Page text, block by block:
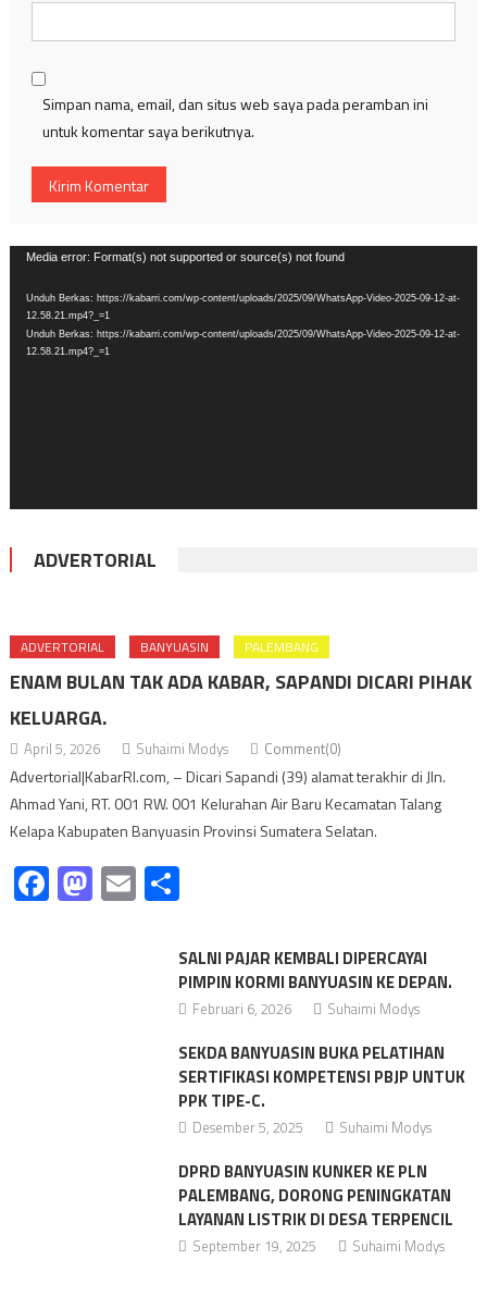
Simpan nama, email, dan situs web saya pada peramban ini
untuk komentar saya berikutnya.
Pemutar
Media error: Format(s) not supported or source(s) not found
Unduh Berkas: https://kabarri.com/wp-content/uploads/2025/09/WhatsApp-Video-2025-09-12-at-
12.58.21.mp4?_=1
Unduh Berkas: https://kabarri.com/wp-content/uploads/2025/09/WhatsApp-Video-2025-09-12-at-
12.58.21.mp4?_=1
ADVERTORIAL
ADVERTORIAL BANYUASIN PALEMBANG
ENAM BULAN TAK ADA KABAR, SAPANDI DICARI PIHAK
KELUARGA.
April 5, 2026 Suhaimi Modys Comment(0)
Advertorial|KabarRI.com, – Dicari Sapandi (39) alamat terakhir di Jln.
Ahmad Yani, RT. 001 RW. 001 Kelurahan Air Baru Kecamatan Talang
Kelapa Kabupaten Banyuasin Provinsi Sumatera Selatan.
Facebook
Mastodon
EmailShare
SALNI PAJAR KEMBALI DIPERCAYAI
PIMPIN KORMI BANYUASIN KE DEPAN.
Februari 6, 2026 Suhaimi Modys
SEKDA BANYUASIN BUKA PELATIHAN
SERTIFIKASI KOMPETENSI PBJP UNTUK
PPK TIPE-C.
Desember 5, 2025 Suhaimi Modys
DPRD BANYUASIN KUNKER KE PLN
PALEMBANG, DORONG PENINGKATAN
LAYANAN LISTRIK DI DESA TERPENCIL
September 19, 2025 Suhaimi Modys